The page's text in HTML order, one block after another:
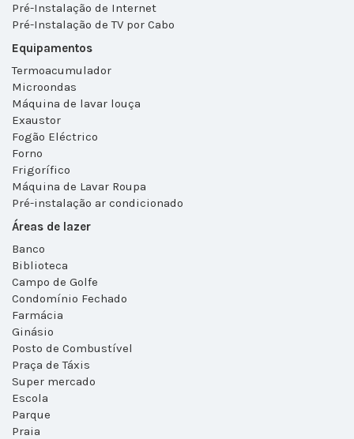
Pré-Instalação de Internet
Pré-Instalação de TV por Cabo
Equipamentos
Termoacumulador
Microondas
Máquina de lavar louça
Exaustor
Fogão Eléctrico
Forno
Frigorífico
Máquina de Lavar Roupa
Pré-instalação ar condicionado
Áreas de lazer
Banco
Biblioteca
Campo de Golfe
Condomínio Fechado
Farmácia
Ginásio
Posto de Combustível
Praça de Táxis
Super mercado
Escola
Parque
Praia